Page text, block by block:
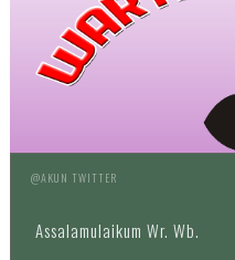
@AKUN TWITTER
Assalamulaikum Wr. Wb.